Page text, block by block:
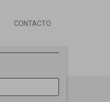
CONTACTO